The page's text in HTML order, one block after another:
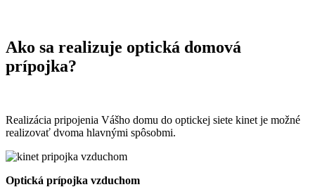
Ako sa realizuje optická domová
prípojka?
Realizácia pripojenia Vášho domu do optickej siete kinet je možné
realizovať dvoma hlavnými spôsobmi.
Optická prípojka vzduchom